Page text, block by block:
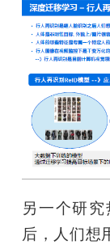
另一个研
后，人们想